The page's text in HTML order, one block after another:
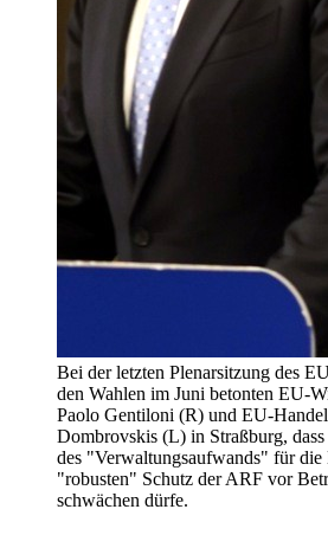
Bei der letzten Plenarsitzung des
den Wahlen im Juni betonten EU-
Paolo Gentiloni (R) und EU-
Dombrovskis (L) in Straßburg,
des "Verwaltungsaufwands" für die
"robusten" Schutz der ARF vor
schwächen dürfe.